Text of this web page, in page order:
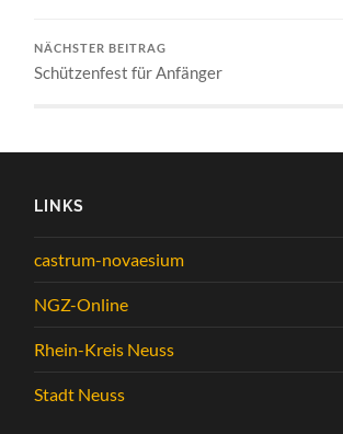
NÄCHSTER BEITRAG
Schützenfest für Anfänger
LINKS
castrum-novaesium
NGZ-Online
Rhein-Kreis Neuss
Stadt Neuss